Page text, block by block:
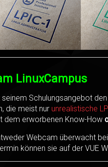
LinuxCampus
Schulungsangebot
die meist nur unrealistische
dem erworbenen Know-How
Webcam überwacht
können sie auf der VUE